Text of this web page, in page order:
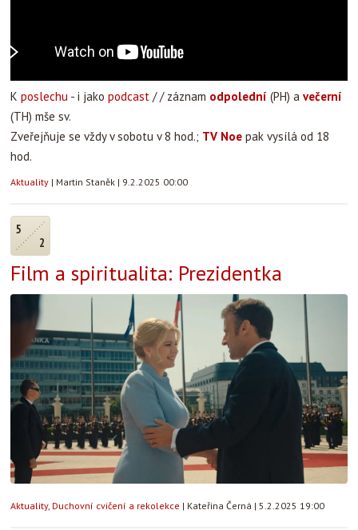
K poslechu - i jako podcast / / záznam odpolední (PH) a večerní
(TH) mše sv.
Zveřejňuje se vždy v sobotu v 8 hod.; TV Noe pak vysílá od 18
hod.
Aktuality | Martin Staněk | 9.2.2025 00:00
5
2
Film a spiritualita: Prezidentka
Aktuality, Duchovní cvičení a rekolekce | Kateřina Černá | 5.2.2025 19:00